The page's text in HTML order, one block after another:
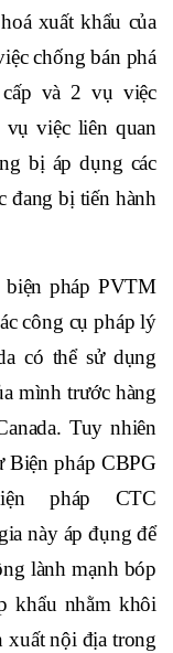
xuất khẩu của
chống bán phá
và 2 vụ việc
việc liên quan
bị áp dụng các
đang bị tiến hành
biện pháp PVTM
công cụ pháp lý
có thể sử dụng
mình trước hàng
Tuy nhiên
Biện pháp CBPG
pháp CTC
này áp đụng để
lành mạnh bóp
khẩu nhằm khôi
xuất nội địa trong